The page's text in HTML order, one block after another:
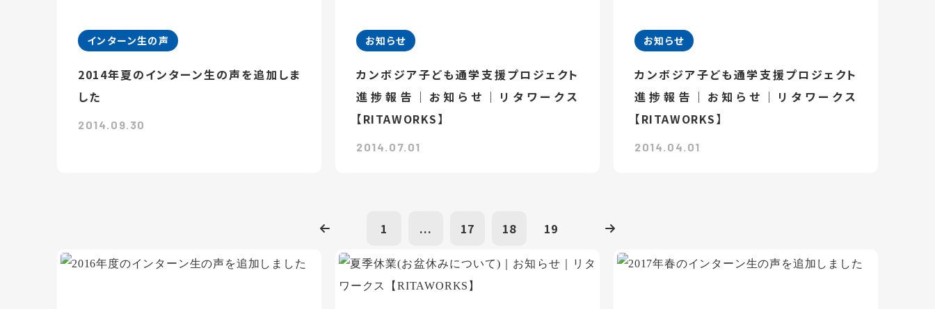
インターン生の声
2014年夏のインターン生の声を追加しま
した
2014.09.30
お知らせ
カンボジア子ども通学支援プロジェクト
進捗報告｜お知らせ｜リタワークス
【RITAWORKS】
2014.07.01
お知らせ
カンボジア子ども通学支援プロジェクト
進捗報告｜お知らせ｜リタワークス
【RITAWORKS】
2014.04.01
1 ... 17 18 19